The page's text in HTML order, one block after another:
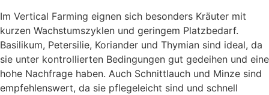
Im Vertical Farming eignen sich besonders Kräuter mit
kurzen Wachstumszyklen und geringem Platzbedarf.
Basilikum, Petersilie, Koriander und Thymian sind ideal, da
sie unter kontrollierten Bedingungen gut gedeihen und eine
hohe Nachfrage haben. Auch Schnittlauch und Minze sind
empfehlenswert, da sie pflegeleicht sind und schnell